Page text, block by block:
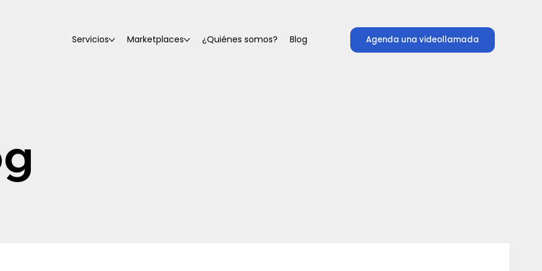
Servicios Marketplaces ¿Quiénes somos? Blog Agenda una videollamada